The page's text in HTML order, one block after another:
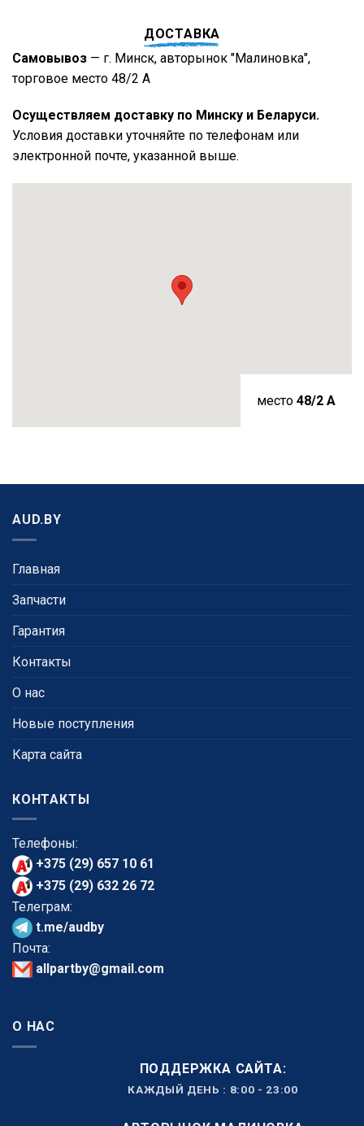
ДОСТАВКА
Самовывоз — г. Минск, авторынок "Малиновка",
торговое место 48/2 А
Осуществляем доставку по Минску и Беларуси.
Условия доставки уточняйте по телефонам или
электронной почте, указанной выше.
место 48/2 A
AUD.BY
Главная
Запчасти
Гарантия
Контакты
О нас
Новые поступления
Карта сайта
КОНТАКТЫ
Телефоны:
+375 (29) 657 10 61
+375 (29) 632 26 72
Телеграм:
t.me/audby
Почта:
allpartby@gmail.com
О НАС
ПОДДЕРЖКА САЙТА:
КАЖДЫЙ ДЕНЬ : 8:00 - 23:00